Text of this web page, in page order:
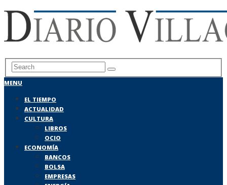
MENU
EL TIEMPO
ACTUALIDAD
CULTURA
LIBROS
OCIO
ECONOMÍA
BANCOS
BOLSA
EMPRESAS